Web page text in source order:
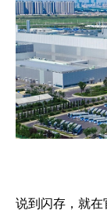
说到闪存，就在